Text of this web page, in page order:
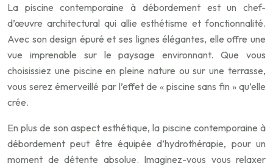
La piscine contemporaine à débordement est un chef-
d’œuvre architectural qui allie esthétisme et fonctionnalité.
Avec son design épuré et ses lignes élégantes, elle offre une
vue imprenable sur le paysage environnant. Que vous
choisissiez une piscine en pleine nature ou sur une terrasse,
vous serez émerveillé par l’effet de « piscine sans fin » qu’elle
crée.
En plus de son aspect esthétique, la piscine contemporaine à
débordement peut être équipée d’hydrothérapie, pour un
moment de détente absolue. Imaginez-vous vous relaxer